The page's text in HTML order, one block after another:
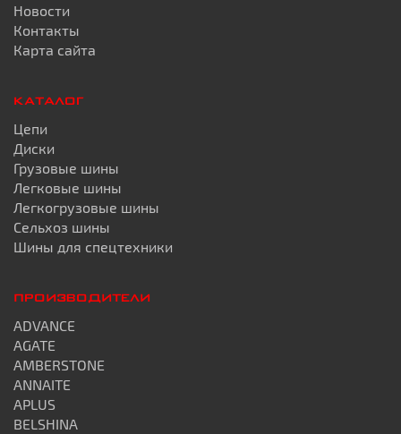
Новости
Контакты
Карта сайта
КАТАЛОГ
Цепи
Диски
Грузовые шины
Легковые шины
Легкогрузовые шины
Сельхоз шины
Шины для спецтехники
ПРОИЗВОДИТЕЛИ
ADVANCE
AGATE
AMBERSTONE
ANNAITE
APLUS
BELSHINA